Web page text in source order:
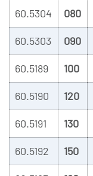
60.5304 080
60.5303 090
60.5189 100
60.5190 120
60.5191 130
60.5192 150